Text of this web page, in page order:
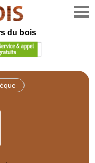
du bois